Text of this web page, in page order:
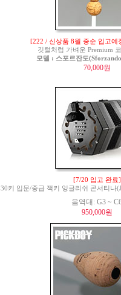
[222 / 신상품 8월 중순 입고예
깃털처럼 가벼운 Premium
모델 : 스포르잔도
70,000원
[7/20 입고 완료]
30키 입문/중급 잭키 잉글리쉬 콘서티나
음역대: G3 ~
950,000원